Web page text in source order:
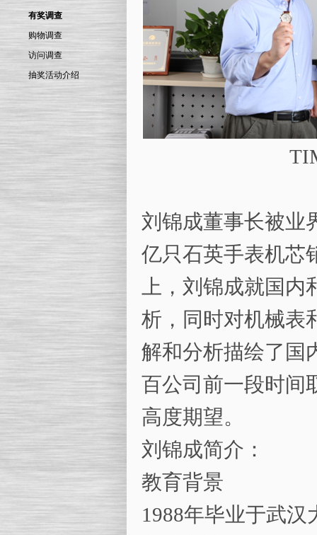
有奖调查
购物调查
访问调查
抽奖活动介绍
TIME100
刘锦成董事长被业
亿只石英手表机芯
上，刘锦成就国
析，同时对机械表
解和分析描绘了国
百公司前一段时间
高度期望。
刘锦成简介：
教育背景
1988年毕业于武汉